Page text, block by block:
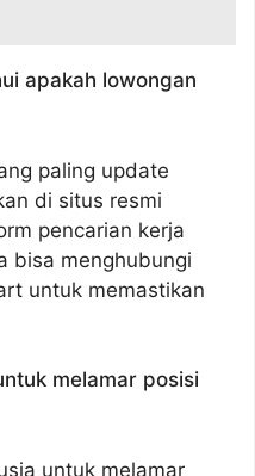
apakah lowongan
paling update
di situs resmi
pencarian kerja
bisa menghubungi
untuk memastikan
melamar posisi
untuk melamar